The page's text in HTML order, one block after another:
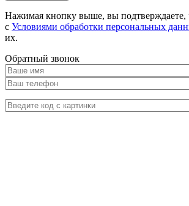
Нажимая кнопку выше, вы подтверждаете,
с Условиями обработки персональных
их.
Обратный звонок